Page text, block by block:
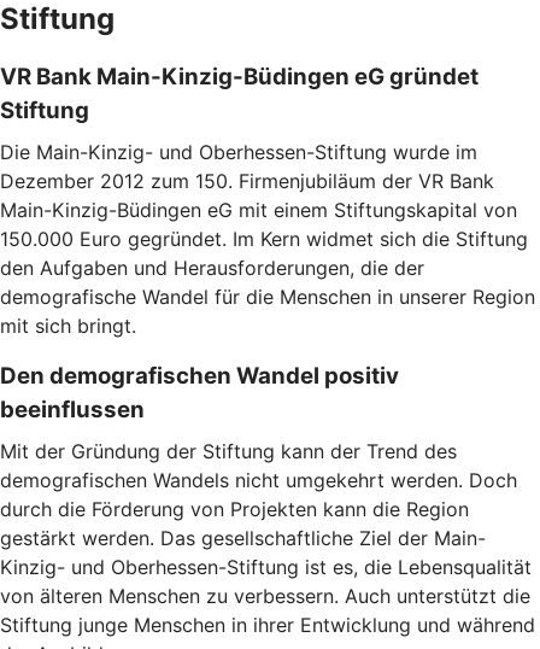
Stiftung
VR Bank Main-Kinzig-Büdingen eG gründet
Stiftung
Die Main-Kinzig- und Oberhessen-Stiftung wurde im
Dezember 2012 zum 150. Firmenjubiläum der VR Bank
Main-Kinzig-Büdingen eG mit einem Stiftungskapital von
150.000 Euro gegründet. Im Kern widmet sich die Stiftung
den Aufgaben und Herausforderungen, die der
demografische Wandel für die Menschen in unserer Region
mit sich bringt.
Den demografischen Wandel positiv
beeinflussen
Mit der Gründung der Stiftung kann der Trend des
demografischen Wandels nicht umgekehrt werden. Doch
durch die Förderung von Projekten kann die Region
gestärkt werden. Das gesellschaftliche Ziel der Main-
Kinzig- und Oberhessen-Stiftung ist es, die Lebensqualität
von älteren Menschen zu verbessern. Auch unterstützt die
Stiftung junge Menschen in ihrer Entwicklung und während